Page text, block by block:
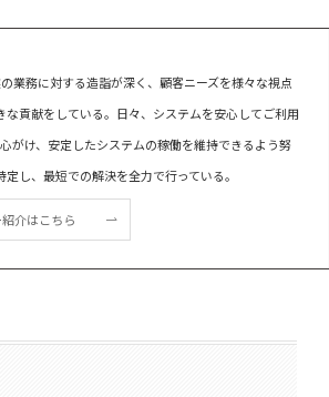
業務に対する造詣が深く、顧客ニーズを様々な視点
貢献をしている。日々、システムを安心してご利用
がけ、安定したシステムの稼働を維持できるよう努
し、最短での解決を全力で行っている。
介はこちら